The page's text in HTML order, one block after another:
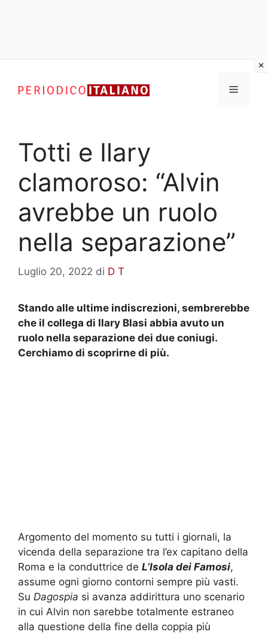
contenuto
Menu
Totti e Ilary
clamoroso: “Alvin
avrebbe un ruolo
nella separazione”
Luglio 20, 2022 di D T
Stando alle ultime indiscrezioni, sembrerebbe
che il collega di Ilary Blasi abbia avuto un
ruolo nella separazione dei due coniugi.
Cerchiamo di scoprirne di più.
Argomento del momento su tutti i giornali, la
vicenda della separazione tra l’ex capitano della
Roma e la conduttrice de L’Isola dei Famosi,
assume ogni giorno contorni sempre più vasti.
Su Dagospia si avanza addirittura uno scenario
in cui Alvin non sarebbe totalmente estraneo
alla questione della fine della coppia più